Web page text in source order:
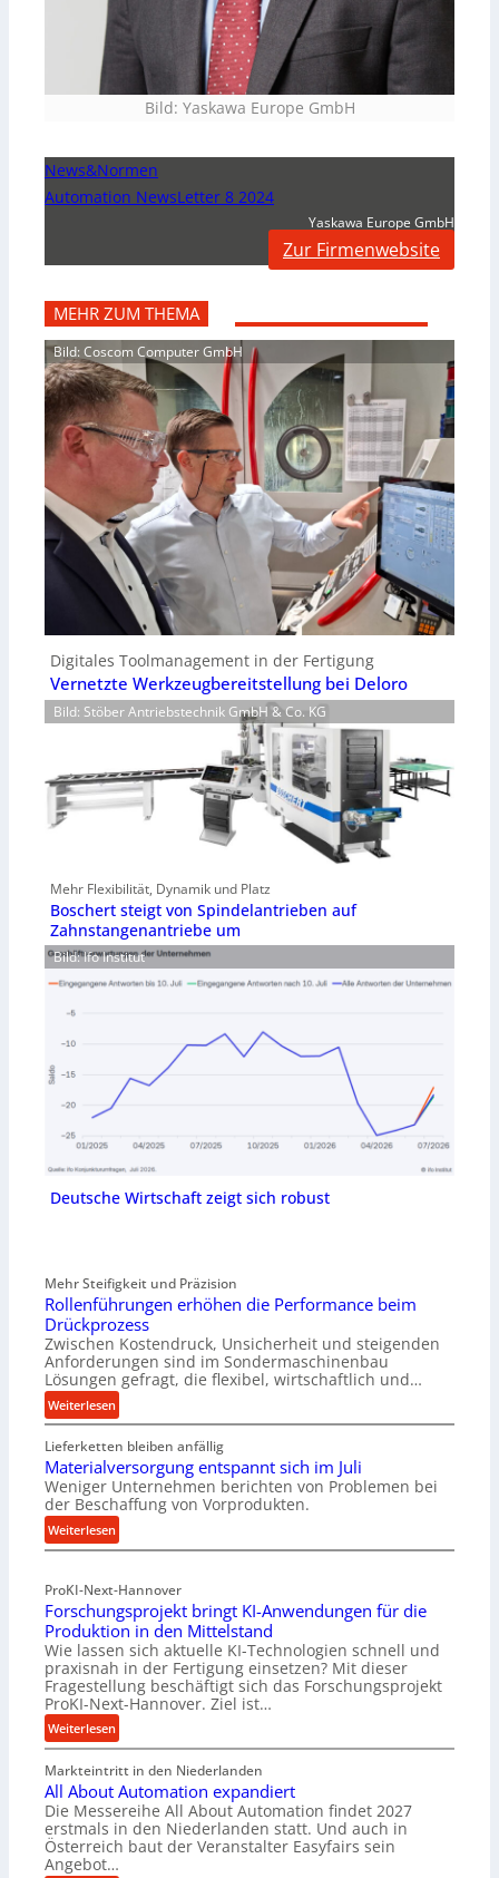
Bild: Yaskawa Europe GmbH
News&Normen
Automation NewsLetter 8 2024
Yaskawa Europe GmbH
Zur Firmenwebsite
MEHR ZUM THEMA
Bild: Coscom Computer GmbH
Digitales Toolmanagement in der Fertigung
Vernetzte Werkzeugbereitstellung bei Deloro
Bild: Stöber Antriebstechnik GmbH & Co. KG
Mehr Flexibilität, Dynamik und Platz
Boschert steigt von Spindelantrieben auf
Zahnstangenantriebe um
Bild: Ifo Institut
Deutsche Wirtschaft zeigt sich robust
Mehr Steifigkeit und Präzision
Rollenführungen erhöhen die Performance beim
Drückprozess
Zwischen Kostendruck, Unsicherheit und steigenden
Anforderungen sind im Sondermaschinenbau
Lösungen gefragt, die flexibel, wirtschaftlich und…
Weiterlesen:
R
o
l
l
e
n
f
h
r
u
n
g
e
n
e
r
h
ö
h
e
n
Lieferketten bleiben anfällig
Materialversorgung entspannt sich im Juli
Weniger Unternehmen berichten von Problemen bei
der Beschaffung von Vorprodukten.
Weiterlesen:
M
t
e
r
i
a
l
v
e
r
g
u
ProKI-Next-Hannover
Forschungsprojekt bringt KI-Anwendungen für die
Produktion in den Mittelstand
Wie lassen sich aktuelle KI-Technologien schnell und
praxisnah in der Fertigung einsetzen? Mit dieser
Fragestellung beschäftigt sich das Forschungsprojekt
ProKI-Next-Hannover. Ziel ist…
Weiterlesen:
F
o
r
s
c
h
Markteintritt in den Niederlanden
All About Automation expandiert
Die Messereihe All About Automation findet 2027
erstmals in den Niederlanden statt. Und auch in
Österreich baut der Veranstalter Easyfairs sein
Angebot…